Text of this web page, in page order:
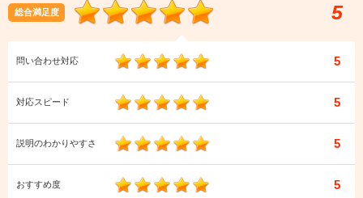
総合満足度 5
問い合わせ対応 5
対応スピード 5
説明のわかりやすさ 5
おすすめ度 5